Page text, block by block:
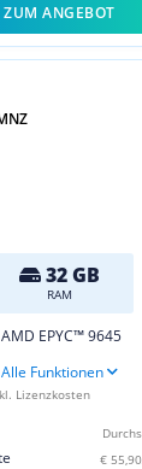
ZUM ANGEBOT
32 GB
RAM
EPYC™ 9645
Funktionen
€
Lizenzkosten